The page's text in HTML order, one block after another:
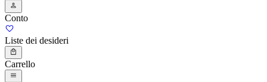
Conto
Liste dei desideri
Carrello